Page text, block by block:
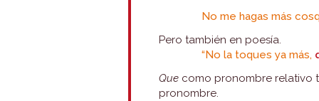
No me hagas más
Pero también en poesía.
“No la toques ya más,
Que como pronombre relativo
pronombre.